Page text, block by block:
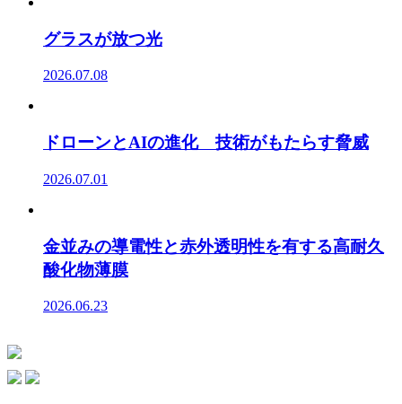
グラスが放つ光
2026.07.08
ドローンとAIの進化 技術がもたらす脅威
2026.07.01
金並みの導電性と赤外透明性を有する高耐久
酸化物薄膜
2026.06.23